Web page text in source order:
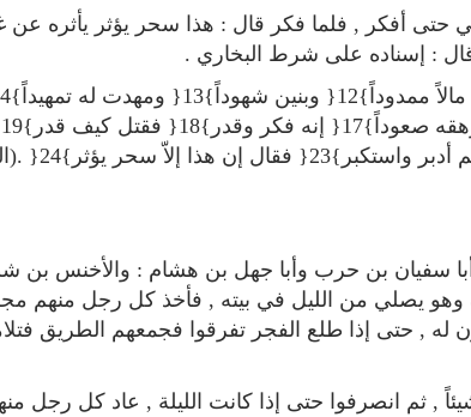
أفكر , فلما فكر قال : هذا سحر يؤثر يأثره عن
: إسناده على شرط البخاري .
قتل كيف قدر}20{ ثم نظر}21{ ثم عبس وبسر}22{
سفيان بن حرب وأبا جهل بن هشام : والأخنس بن
وهو يصلي من الليل في بيته , فأخذ كل رجل منهم
له , حتى إذا طلع الفجر تفرقوا فجمعهم الطريق
, ثم انصرفوا حتى إذا كانت الليلة , عاد كل رجل